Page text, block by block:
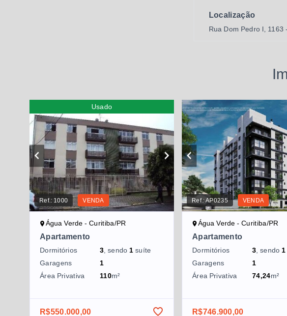
Localização
Rua Dom Pedro I,
Usado
Ref.: 1000 VENDA
Água Verde - Curitiba/PR
Apartamento
Dormitórios 3, sendo1 suíte
Garagens
1
Área Privativa
110m²
R$550.000,00
Ref.:AP0235 VENDA
Água Verde - Curitiba/PR
Apartamento
Dormitórios 3, sendo1
Garagens
1
Área Privativa
74,24m²
R$746.900,00